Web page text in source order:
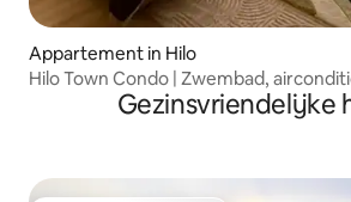
Appartement in Hilo
Hilo Town Condo | Zwembad,
minuten van de luchthaven
Gezinsvriendelijke